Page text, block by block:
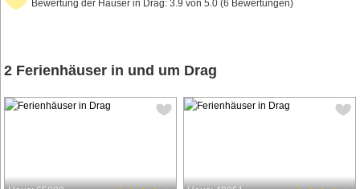
Bewertung der Häuser in Drag: 3.9 von 5.0 (6 Bewertungen)
2 Ferienhäuser in und um Drag